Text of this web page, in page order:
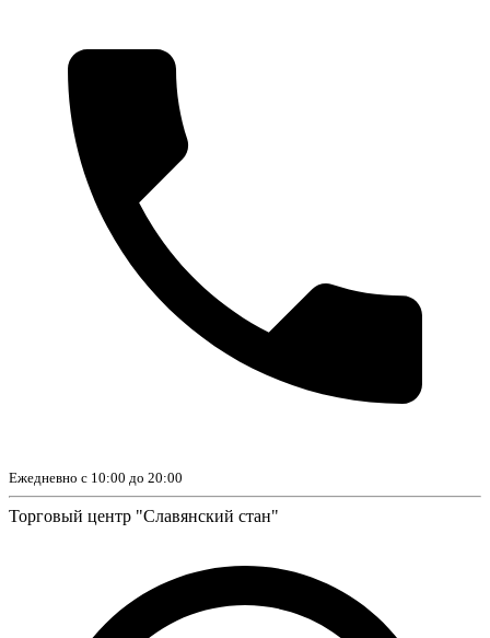
Ежедневно с 10:00 до 20:00
Торговый центр "Славянский стан"